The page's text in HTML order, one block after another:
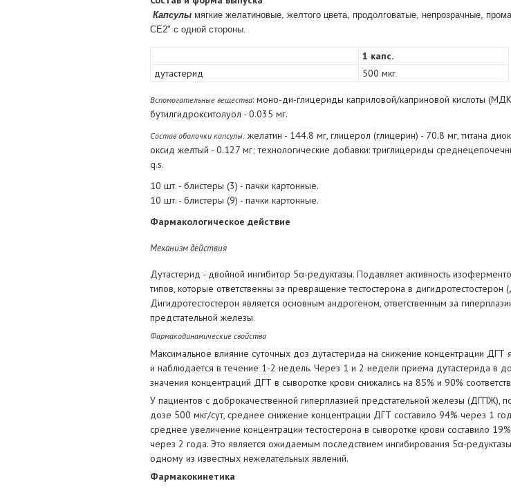
Капсулы мягкие желатиновые, желтого цвета, продолговатые, непрозрачные,
CE2" с одной стороны.
1 капс.
дутастерид
500 мкг
Вспомогательные вещества: моно-ди-глицериды каприловой/каприновой кислоты
бутилгидрокситолуол - 0.035 мг.
Состав оболочки капсулы:желатин - 144.8 мг, глицерол (глицерин) - 70.8 мг, титана
оксид желтый - 0.127 мг; технологические добавки: триглицериды
q.s.
10 шт. - блистеры (3) - пачки картонные.
10 шт. - блистеры (9) - пачки картонные.
Фармакологическое действие
Механизм действия
Дутастерид - двойной ингибитор 5α-редуктазы. Подавляет активность
типов, которые ответственны за превращение тестостерона в дигидротестостерон
Дигидротестостерон является основным андрогеном, ответственным за
предстательной железы.
Фармакодинамические свойства
Максимальное влияние суточных доз дутастерида на снижение концентрации ДГТ
и наблюдается в течение 1-2 недель. Через 1 и 2 недели приема дутастерида в
значения концентраций ДГТ в сыворотке крови снижались на 85% и 90%
У пациентов с доброкачественной гиперплазией предстательной железы (ДГПЖ),
дозе 500 мкг/сут, среднее снижение концентрации ДГТ составило 94% через 1
среднее увеличение концентрации тестостерона в сыворотке крови составило
через 2 года. Это является ожидаемым последствием ингибирования 5α-
одному из известных нежелательных явлений.
Фармакокинетика